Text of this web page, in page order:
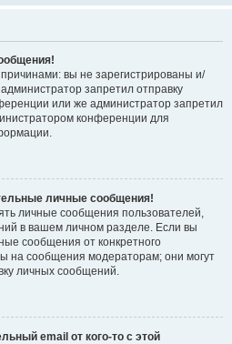
вы не зарегистрированы и/
запретил отправку
или же администратор запретил
конференции для
личные сообщения!
личные сообщения пользователей,
в вашем личном разделе. Если вы
сообщения от конкретного
на сообщения модераторам; они могут
личных сообщений.
email от кого-то с этой